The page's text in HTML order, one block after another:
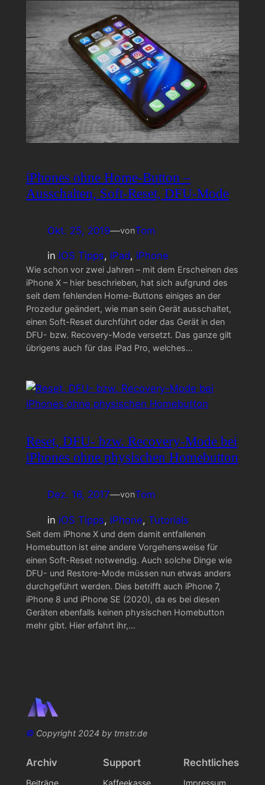
iPhones ohne Home-Button –
Ausschalten, Soft-Reset, DFU-Mode
Okt. 25, 2019—vonTom
in iOS Tipps, iPad, iPhone
Wie schon vor zwei Jahren – mit dem Erscheinen des
iPhone X – hier beschrieben, hat sich aufgrund des
seit dem fehlenden Home-Buttons einiges an der
Prozedur geändert, wie man sein Gerät ausschaltet,
einen Soft-Reset durchführt oder das Gerät in den
DFU- bzw. Recovery-Mode versetzt. Das ganze gilt
übrigens auch für das iPad Pro, welches…
Reset, DFU- bzw. Recovery-Mode bei
iPhones ohne physischen Homebutton
Dez. 16, 2017—vonTom
in iOS Tipps, iPhone, Tutorials
Seit dem iPhone X und dem damit entfallenen
Homebutton ist eine andere Vorgehensweise für
einen Soft-Reset notwendig. Auch solche Dinge wie
DFU- und Restore-Mode müssen nun etwas anders
durchgeführt werden. Dies betrifft auch iPhone 7,
iPhone 8 und iPhone SE (2020), da es bei diesen
Geräten ebenfalls keinen physischen Homebutton
mehr gibt. Hier erfahrt ihr,…
©Copyright 2024 by tmstr.de
Archiv
Beiträge
Support
Kaffeekasse
Rechtliches
Impressum